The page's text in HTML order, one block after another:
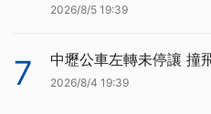
2026/8/5 19:39
7 中壢公車左轉未停讓 撞
2026/8/4 19:39